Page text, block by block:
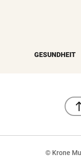
GESUNDHEIT
© Krone